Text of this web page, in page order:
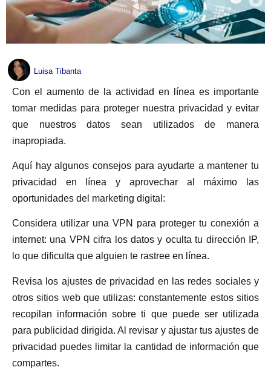
Luisa Tibanta
Con el aumento de la actividad en línea es importante
tomar medidas para proteger nuestra privacidad y evitar
que nuestros datos sean utilizados de manera
inapropiada.
Aquí hay algunos consejos para ayudarte a mantener tu
privacidad en línea y aprovechar al máximo las
oportunidades del marketing digital:
Considera utilizar una VPN para proteger tu conexión a
internet: una VPN cifra los datos y oculta tu dirección IP,
lo que dificulta que alguien te rastree en línea.
Revisa los ajustes de privacidad en las redes sociales y
otros sitios web que utilizas: constantemente estos sitios
recopilan información sobre ti que puede ser utilizada
para publicidad dirigida. Al revisar y ajustar tus ajustes de
privacidad puedes limitar la cantidad de información que
compartes.